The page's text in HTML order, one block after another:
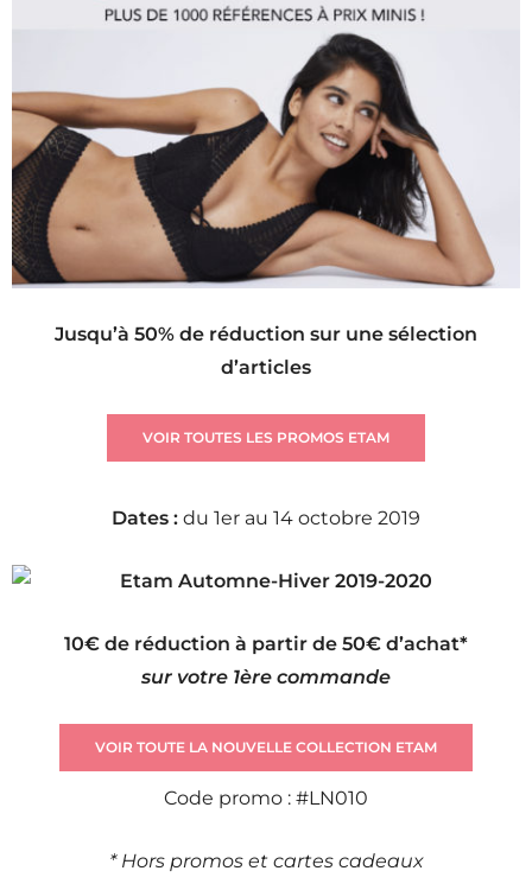
Jusqu’à 50% de réduction sur une sélection
d’articles
VOIR TOUTES LES PROMOS ETAM
Dates : du 1er au 14 octobre 2019
10€ de réduction à partir de 50€ d’achat*
sur votre 1ère commande
VOIR TOUTE LA NOUVELLE COLLECTION ETAM
Code promo : #LN010
* Hors promos et cartes cadeaux